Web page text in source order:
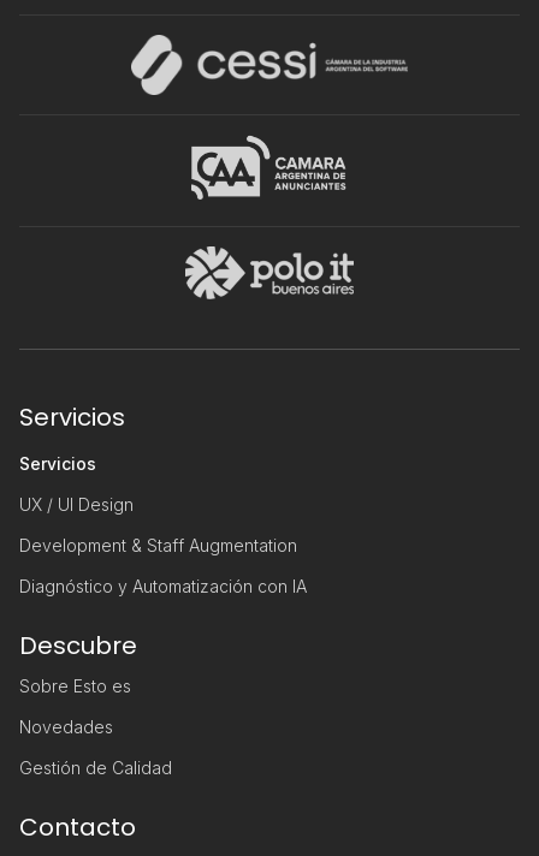
Servicios
Servicios
UX / UI Design
Development & Staff Augmentation
Diagnóstico y Automatización con IA
Descubre
Sobre Esto es
Novedades
Gestión de Calidad
Contacto